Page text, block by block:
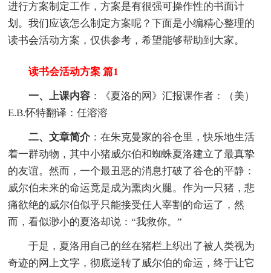
进行方案制定工作，方案是有很强可操作性的书面计
划。我们应该怎么制定方案呢？下面是小编精心整理的
读书会活动方案，仅供参考，希望能够帮助到大家。
读书会活动方案 篇1
一、上课内容 ：《夏洛的网》汇报课作者：（美）
E.B.怀特翻译：任溶溶
二、文章简介：在朱克曼家的谷仓里，快乐地生活
着一群动物，其中小猪威尔伯和蜘蛛夏洛建立了最真挚
的友谊。然而，一个最丑恶的消息打破了谷仓的平静：
威尔伯未来的命运竟是成为熏肉火腿。作为一只猪，悲
痛欲绝的威尔伯似乎只能接受任人宰割的命运了，然
而，看似渺小的夏洛却说：“我救你。”
于是，夏洛用自己的丝在猪栏上织出了被人类视为
奇迹的网上文字，彻底逆转了威尔伯的命运，终于让它